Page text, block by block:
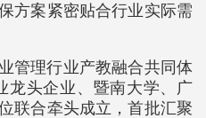
方案紧密贴合行业实际需
管理行业产教融合共同体
龙头企业、暨南大学、广
联合牵头成立，首批汇聚